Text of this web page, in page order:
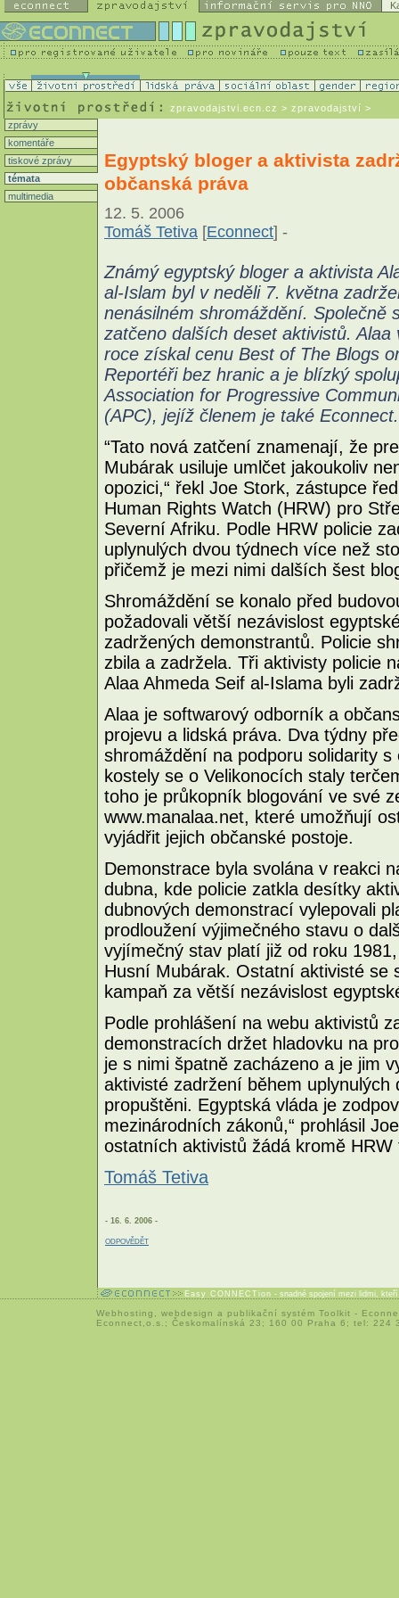
zpravodajstvi.ecn.cz > zpravodajství >
zprávy
komentáře
tiskové zprávy
témata
multimedia
Egyptský bloger a aktivista
občanská práva
12. 5. 2006
Tomáš Tetiva [Econnect] -
Známý egyptský bloger a aktivista
al-Islam byl v neděli 7. května
nenásilném shromáždění. Společně
zatčeno dalších deset aktivistů. Alaa
roce získal cenu Best of The Blogs
Reportéři bez hranic a je blízký
Association for Progressive
(APC), jejíž členem je také Econnect.
“Tato nová zatčení znamenají, že
Mubárak usiluje umlčet jakoukoliv
opozici,“ řekl Joe Stork, zástupce
Human Rights Watch (HRW) pro
Severní Afriku. Podle HRW policie
uplynulých dvou týdnech více než
přičemž je mezi nimi dalších šest
Shromáždění se konalo před
požadovali větší nezávislost
zadržených demonstrantů. Policie
zbila a zadržela. Tři aktivisty policie
Alaa Ahmeda Seif al-Islama byli
Alaa je softwarový odborník a
projevu a lidská práva. Dva týdny
shromáždění na podporu solidarity
kostely se o Velikonocích staly
toho je průkopník blogování ve své
www.manalaa.net, které umožňují
vyjádřit jejich občanské postoje.
Demonstrace byla svolána v reakci
dubna, kde policie zatkla desítky
dubnových demonstrací vylepovali
prodloužení výjimečného stavu o
vyjímečný stav platí již od roku
Husní Mubárak. Ostatní aktivisté se
kampaň za větší nezávislost
Podle prohlášení na webu aktivistů
demonstracích držet hladovku na
je s nimi špatně zacházeno a je jim
aktivisté zadržení během
propuštěni. Egyptská vláda je
mezinárodních zákonů,“ prohlásil
ostatních aktivistů žádá kromě
Tomáš Tetiva
- 16. 6. 2006 -
ODPOVĚDĚT
Easy CONNECTion - snadné spojení mezi lidmi,
Webhosting webdesign a publikační systém Toolkit -
Econnect,o.s.; Českomalínská 23; 160 00 Praha 6; tel: 224